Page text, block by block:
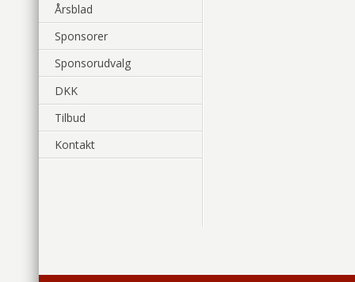
Årsblad
Sponsorer
Sponsorudvalg
DKK
Tilbud
Kontakt